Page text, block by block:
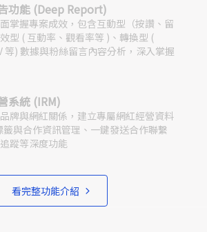
功能 (Deep Report)
掌握專案成效，包含互動型（按讚、留
型 ( 互動率、觀看率等 )、轉換型 (
等) 數據與粉絲留言內容分析，深入掌握
系統 (IRM)
牌與網紅關係，建立專屬網紅經營資料
籤與合作資訊管理、一鍵發送合作聯繫
蹤等深度功能
看完整功能介紹